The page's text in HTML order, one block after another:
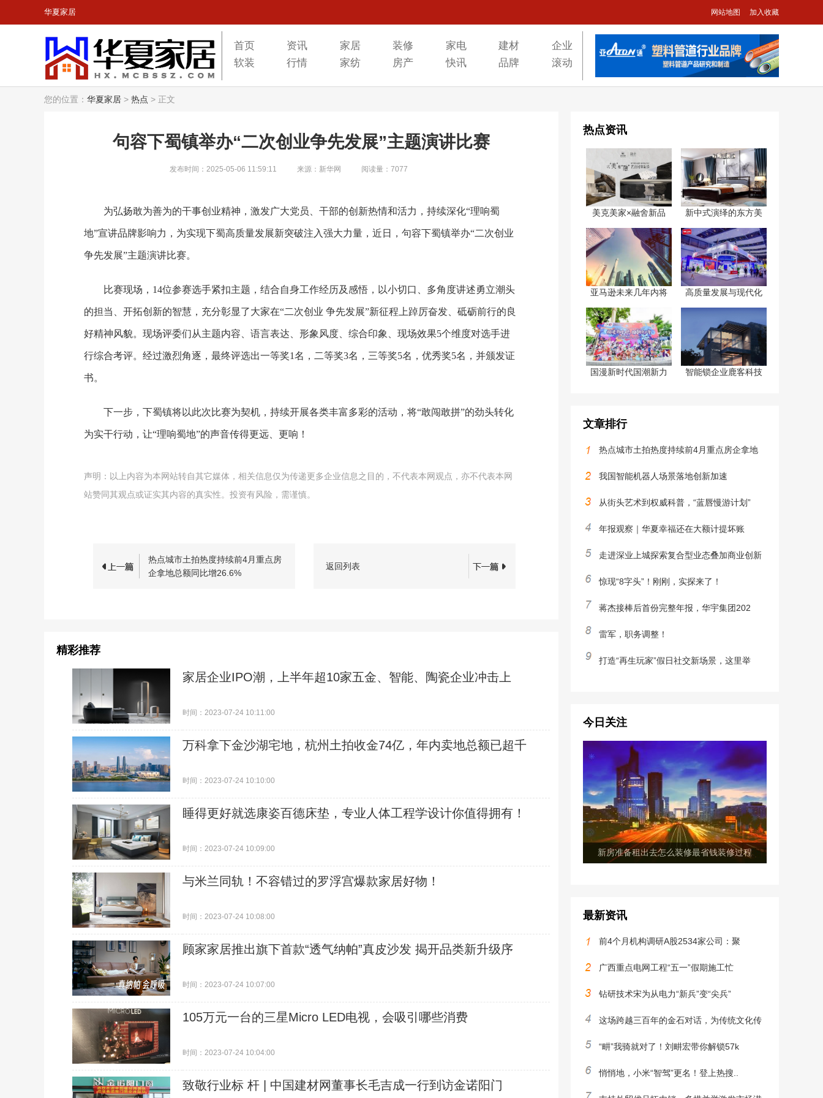
华夏家居 网站地图 加入收藏
首页 资讯 家居 装修 家电 建材
企业
软装
行情 家纺 房产 快讯 品牌 滚动
您的位置： 华夏家居 > 热点 > 正文
句容下蜀镇举办“二次创业争先发展”主题演讲比赛
发布时间：2025-05-06 11:59:11 来源：新华网 阅读量：7077
为弘扬敢为善为的干事创业精神，激发广大党员、干部的创新热情和活力，持续深化“理响蜀
地”宣讲品牌影响力，为实现下蜀高质量发展新突破注入强大力量，近日，句容下蜀镇举办“二次创业
争先发展”主题演讲比赛。
比赛现场，14位参赛选手紧扣主题，结合自身工作经历及感悟，以小切口、多角度讲述勇立潮头
的担当、开拓创新的智慧，充分彰显了大家在“二次创业 争先发展”新征程上踔厉奋发、砥砺前行的良
好精神风貌。现场评委们从主题内容、语言表达、形象风度、综合印象、现场效果5个维度对选手进
行综合考评。经过激烈角逐，最终评选出一等奖1名，二等奖3名，三等奖5名，优秀奖5名，并颁发证
书。
下一步，下蜀镇将以此次比赛为契机，持续开展各类丰富多彩的活动，将“敢闯敢拼”的劲头转化
为实干行动，让“理响蜀地”的声音传得更远、更响！
声明：以上内容为本网站转自其它媒体，相关信息仅为传递更多企业信息之目的，不代表本网观点，亦不代表本网
站赞同其观点或证实其内容的真实性。投资有风险，需谨慎。
热点城市土拍热度持续前4月重点房
企拿地总额同比增26.6%
返回列表
精彩推荐
家居企业IPO潮，上半年超10家五金、智能、陶瓷企业冲击上
时间：2023-07-24 10:11:00
万科拿下金沙湖宅地，杭州土拍收金74亿，年内卖地总额已超千
时间：2023-07-24 10:10:00
睡得更好就选康姿百德床垫，专业人体工程学设计你值得拥有！
时间：2023-07-24 10:09:00
与米兰同轨！不容错过的罗浮宫爆款家居好物！
时间：2023-07-24 10:08:00
顾家家居推出旗下首款“透气纳帕”真皮沙发 揭开品类新升级序
时间：2023-07-24 10:07:00
105万元一台的三星Micro LED电视，会吸引哪些消费
时间：2023-07-24 10:04:00
致敬行业标 杆 | 中国建材网董事长毛吉成一行到访金诺阳门
热点资讯
美克美家×融舍新品 新中式演绎的东方美
亚马逊未来几年内将 高质量发展与现代化
国漫新时代国潮新力 智能锁企业鹿客科技
文章排行
热点城市土拍热度持续前4月重点房企拿地
我国智能机器人场景落地创新加速
从街头艺术到权威科普，“蓝唇慢游计划”
年报观察｜华夏幸福还在大额计提坏账
走进深业上城探索复合型业态叠加商业创新
惊现“8字头”！刚刚，实探来了！
蒋杰接棒后首份完整年报，华宇集团202
雷军，职务调整！
打造“再生玩家”假日社交新场景，这里举
今日关注
新房准备租出去怎么装修最省钱装修过程
最新资讯
前4个月机构调研A股2534家公司：聚
广西重点电网工程“五一”假期施工忙
钻研技术宋为从电力“新兵”变“尖兵”
这场跨越三百年的金石对话，为传统文化传
“畊”我骑就对了！刘畊宏带你解锁57k
悄悄地，小米“智驾”更名！登上热搜..